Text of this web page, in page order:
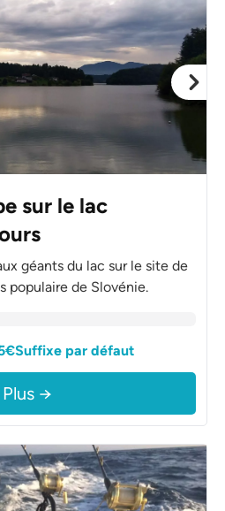
sur le lac
géants du lac sur le site de
populaire de Slovénie.
par défaut
Plus →